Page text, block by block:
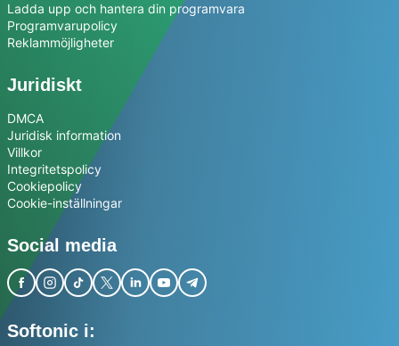
Ladda upp och hantera din programvara
Programvarupolicy
Reklammöjligheter
Juridiskt
DMCA
Juridisk information
Villkor
Integritetspolicy
Cookiepolicy
Cookie-inställningar
Social media
Softonic i: